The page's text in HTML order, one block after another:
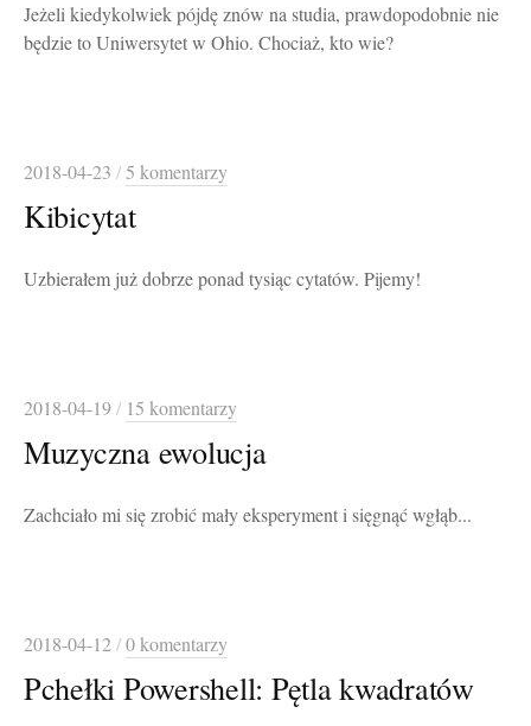
Jeżeli kiedykolwiek pójdę znów na studia, prawdopodobnie nie
będzie to Uniwersytet w Ohio. Chociaż, kto wie?
2018-04-23 /5 komentarzy
Kibicytat
Uzbierałem już dobrze ponad tysiąc cytatów. Pijemy!
2018-04-19/ 15 komentarzy
Muzyczna ewolucja
Zachciało mi się zrobić mały eksperyment i sięgnąć wgłąb...
2018-04-12/0 komentarzy
Pchełki Powershell: Pętla kwadratów